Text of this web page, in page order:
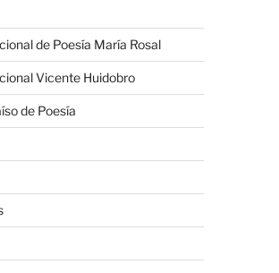
de Poesía María Rosal
Vicente Huidobro
de Poesía